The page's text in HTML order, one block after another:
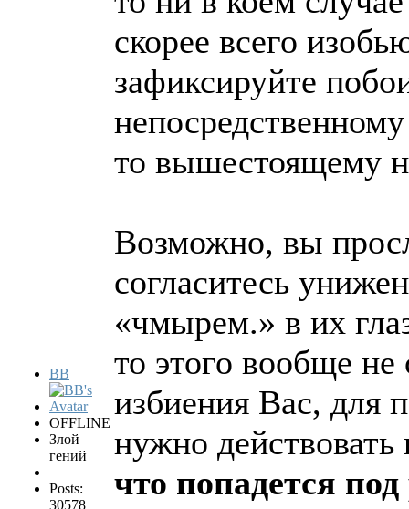
BB
OFFLINE
Злой
гений
Posts:
30578
скорее всего
зафиксируйте
то вышестоящему
Возможно, вы
согласитесь
«чмырем.» в их
то этого вообще не
избиения Вас, для
нужно
что попадется